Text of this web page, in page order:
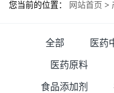
您当前的位置： 网站首页 >
全部 医药
医药原料
食品添加剂